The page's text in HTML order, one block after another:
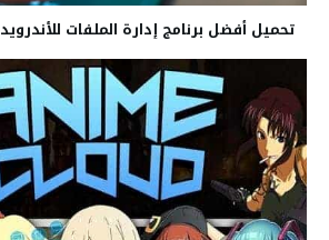
تحميل أفضل برنامج إدارة الملفات للأندرويد